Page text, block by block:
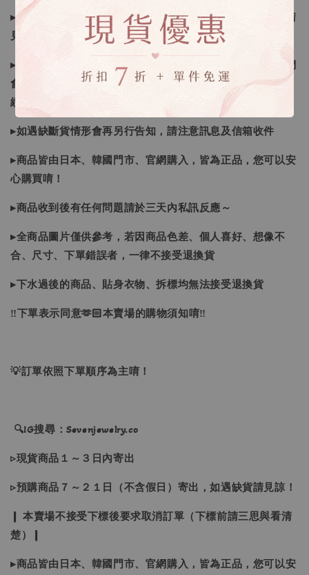
▸所有商品皆以日本、韓國售完為止，如下單後遇缺貨情形請
見諒
▸因日本商品貨況和價格是浮動的，若遇到缺貨或者調價我們
會視情況等待下單，若您想要知道即時貨況還請主動聯繫後
續喔
▸如遇缺斷貨情形會再另行告知，請注意訊息及信箱收件
▸商品皆由日本、韓國門市、官網購入，皆為正品，您可以安
心購買唷！
▸商品收到後有任何問題請於三天內私訊反應～
▸全商品圖片僅供參考，若因商品色差、個人喜好、想像不
合、尺寸、下單錯誤者，一律不接受退換貨
▸下水過後的商品、貼身衣物、拆標均無法接受退換貨
‼下單表示同意🫶🏻本賣場的購物須知唷‼
💡訂單依照下單順序為主唷！
🔍IG搜尋：Sevenjewelry.co
▹現貨商品１～３日內寄出
▹預購商品７～２１日（不含假日）寄出，如遇缺貨請見諒！
❙ 本賣場不接受下標後要求取消訂單（下標前請三思與看清
楚）❙
▸商品皆由日本、韓國門市、官網購入，皆為正品，您可以安